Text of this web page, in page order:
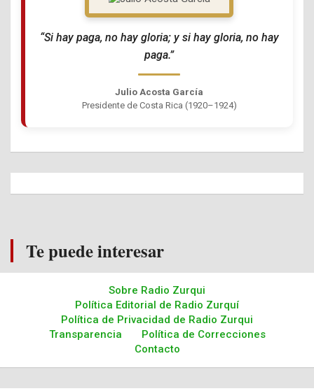
“Si hay paga, no hay gloria; y si hay gloria, no hay
paga.”
Julio Acosta García
Presidente de Costa Rica (1920–1924)
Te puede interesar
Sobre Radio Zurqui
Política Editorial de Radio Zurquí
Política de Privacidad de Radio Zurqui
Transparencia
Política de Correcciones
Contacto